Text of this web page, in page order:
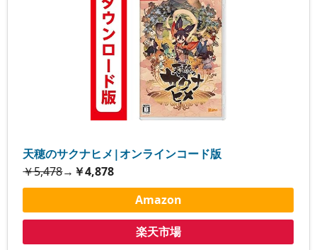
天穂のサクナヒメ|オンラインコード版
￥5,478→ ￥4,878
Amazon
楽天市場